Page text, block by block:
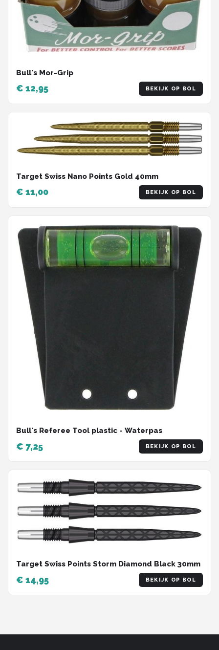
Bull's Mor-Grip
€ 12,95 BEKIJK OP BOL
Target Swiss Nano Points Gold 40mm
€ 11,00 BEKIJK OP BOL
Bull's Referee Tool plastic - Waterpas
€ 7,25 BEKIJK OP BOL
Target Swiss Points Storm Diamond Black 30mm
€ 14,95 BEKIJK OP BOL